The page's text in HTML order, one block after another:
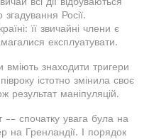
Росії.
її звичайні члени є
експлуатувати.
вміють знаходити тригери
істотно змінила своє
результат маніпуляцій.
-- спочатку увага була на
на Гренландії. І порядок